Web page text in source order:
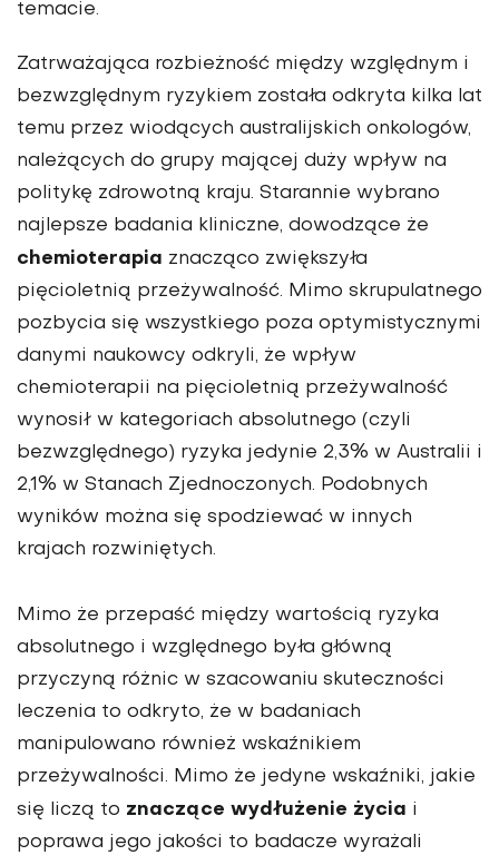
temacie.
Zatrważająca rozbieżność między względnym i
bezwzględnym ryzykiem została odkryta kilka lat
temu przez wiodących australijskich onkologów,
należących do grupy mającej duży wpływ na
politykę zdrowotną kraju. Starannie wybrano
najlepsze badania kliniczne, dowodzące że
chemioterapia znacząco zwiększyła
pięcioletnią przeżywalność. Mimo skrupulatnego
pozbycia się wszystkiego poza optymistycznymi
danymi naukowcy odkryli, że wpływ
chemioterapii na pięcioletnią przeżywalność
wynosił w kategoriach absolutnego (czyli
bezwzględnego) ryzyka jedynie 2,3% w Australii i
2,1% w Stanach Zjednoczonych. Podobnych
wyników można się spodziewać w innych
krajach rozwiniętych.
Mimo że przepaść między wartością ryzyka
absolutnego i względnego była główną
przyczyną różnic w szacowaniu skuteczności
leczenia to odkryto, że w badaniach
manipulowano również wskaźnikiem
przeżywalności. Mimo że jedyne wskaźniki, jakie
się liczą to znaczące wydłużenie życia i
poprawa jego jakości to badacze wyrażali